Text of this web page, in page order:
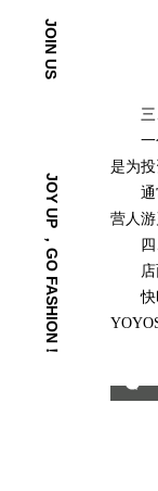
JOIN US
JOY UP ，GO FASHION！
三
一个
是为
通常
营人
四
店面
快时